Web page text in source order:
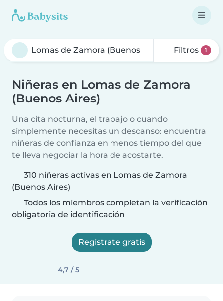
Filtros 1
Niñeras en Lomas de Zamora
(Buenos Aires)
Una cita nocturna, el trabajo o cuando
simplemente necesitas un descanso: encuentra
niñeras de confianza en menos tiempo del que
te lleva negociar la hora de acostarte.
310 niñeras activas en Lomas de Zamora
(Buenos Aires)
Todos los miembros completan la verificación
obligatoria de identificación
Registrate gratis
4,7 / 5